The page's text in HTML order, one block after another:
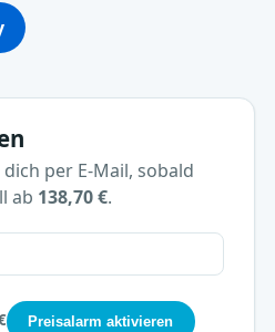
per E-Mail, sobald
ab 138,70 €.
Preisalarm aktivieren